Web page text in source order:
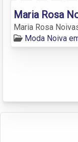
Maria Rosa
Maria Rosa
Moda Noiva